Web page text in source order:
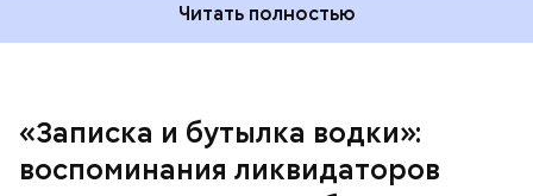
Читать полностью
«Записка и бутылка водки»:
воспоминания ликвидаторов
транспорт. Привезли в полк. Построились. Сказали,
что произошло. Создали мобильный отряд. Через
несколько часов мы направились в сторону